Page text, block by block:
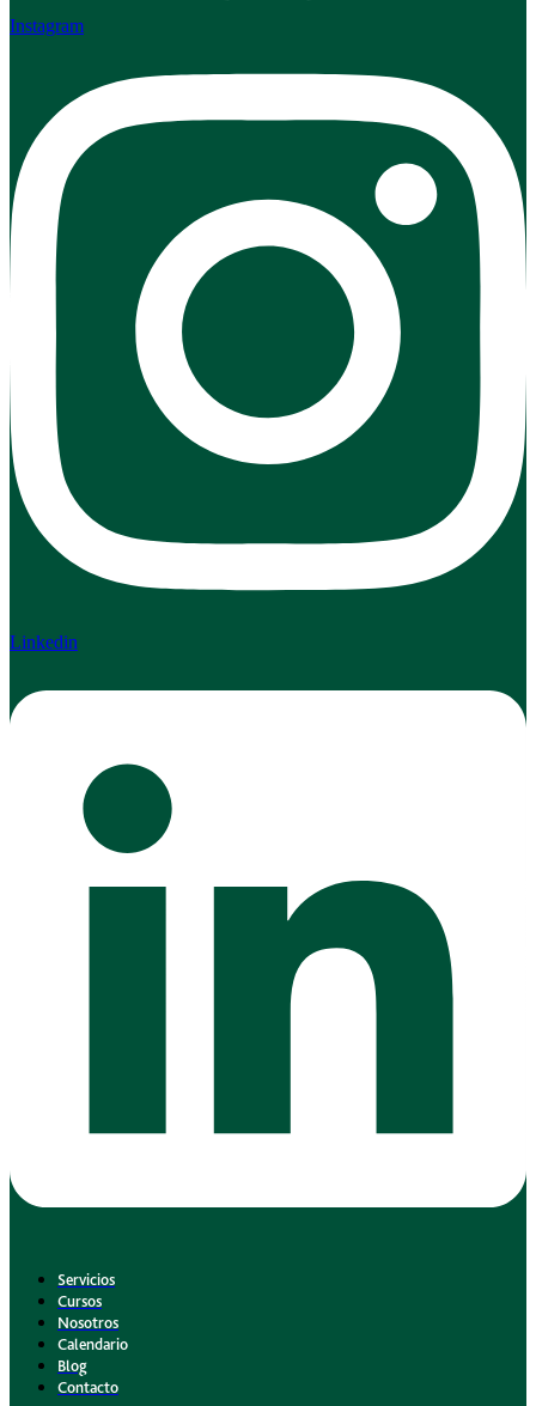
Instagram
Linkedin
Servicios
Cursos
Nosotros
Calendario
Blog
Contacto